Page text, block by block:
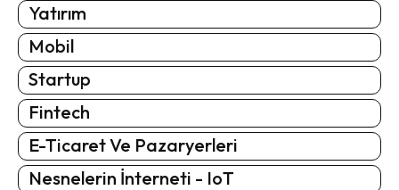
Yatırım
Mobil
Startup
Fintech
E-Ticaret Ve Pazaryerleri
Nesnelerin İnterneti - IoT